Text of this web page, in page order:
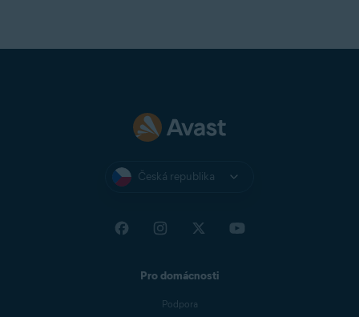
Česká republika
Pro domácnosti
Podpora